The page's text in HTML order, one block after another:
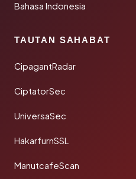
Bahasa Indonesia
TAUTAN SAHABAT
CipagantRadar
CiptatorSec
UniversaSec
HakarfurnSSL
ManutcafeScan